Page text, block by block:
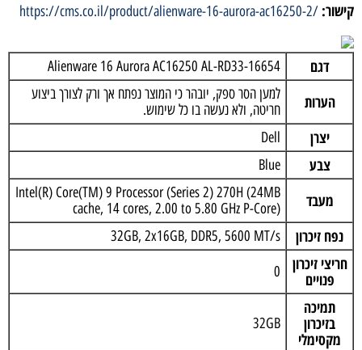
קישור: https://cms.co.il/product/alienware-16-aurora-ac16250-2/
דגם Alienware 16 Aurora AC16250 AL-RD33-16654
הערות
למען הסר ספק, יובהר כי המוצר נפתח אך ורק לצורך ביצוע
חריטה, ולא נעשה בו כל שימוש.
יצרן Dell
צבע Blue
מעבד
Intel(R) Core(TM) 9 Processor (Series 2) 270H (24MB
cache, 14 cores, 2.00 to 5.80 GHz P-Core)
נפח זיכרון 32GB, 2x16GB, DDR5, 5600 MT/s
חריצי זיכרון
פנויים
0
תמיכה
בזיכרון
מקסימלי
32GB